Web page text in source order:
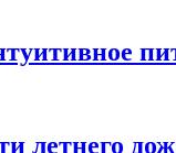
летнего